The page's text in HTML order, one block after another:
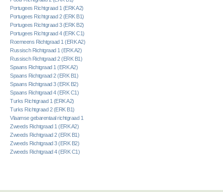
Portugees Richtgraad 1 (ERK A2)
Portugees Richtgraad 2 (ERK B1)
Portugees Richtgraad 3 (ERK B2)
Portugees Richtgraad 4 (ERK C1)
Roemeens Richtgraad 1 (ERK A2)
Russisch Richtgraad 1 (ERK A2)
Russisch Richtgraad 2 (ERK B1)
Spaans Richtgraad 1 (ERK A2)
Spaans Richtgraad 2 (ERK B1)
Spaans Richtgraad 3 (ERK B2)
Spaans Richtgraad 4 (ERK C1)
Turks Richtgraad 1 (ERK A2)
Turks Richtgraad 2 (ERK B1)
Vlaamse gebarentaal richtgraad 1
Zweeds Richtgraad 1 (ERK A2)
Zweeds Richtgraad 2 (ERK B1)
Zweeds Richtgraad 3 (ERK B2)
Zweeds Richtgraad 4 (ERK C1)